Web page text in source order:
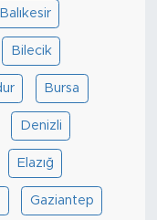
Balıkesir
Bilecik
Bursa
Denizli
Elazığ
Gaziantep